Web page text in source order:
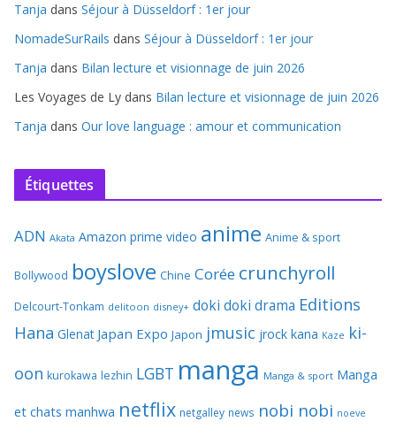
Tanja dans Séjour à Düsseldorf : 1er jour
NomadeSurRails dans Séjour à Düsseldorf : 1er jour
Tanja dans Bilan lecture et visionnage de juin 2026
Les Voyages de Ly dans Bilan lecture et visionnage de juin 2026
Tanja dans Our love language : amour et communication
Étiquettes
ADN Akata Amazon prime video anime Anime & sport
Bollywood boyslove Chine Corée crunchyroll
Delcourt-Tonkam delitoon disney+ doki doki drama Editions
Hana Glenat Japan Expo Japon jmusic jrock kana Kaze ki-
oon kurokawa lezhin LGBT manga Manga & sport Manga
et chats manhwa netflix netgalley news nobi nobi noeve